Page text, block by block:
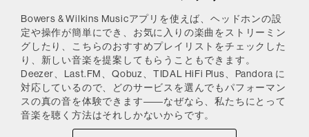
Bowers & Wilkins Musicアプリを使えば、ヘッドホンの設
定や操作が簡単にでき、お気に入りの楽曲をストリーミン
グしたり、こちらのおすすめプレイリストをチェックした
り、新しい音楽を提案してもらうこともできます。
Deezer、Last.FM、Qobuz、TIDAL HiFi Plus、Pandora に
対応しているので、どのサービスを選んでもパフォーマン
スの真の音を体験できます――なぜなら、私たちにとって
音楽を聴く方法はそれしかないからです。